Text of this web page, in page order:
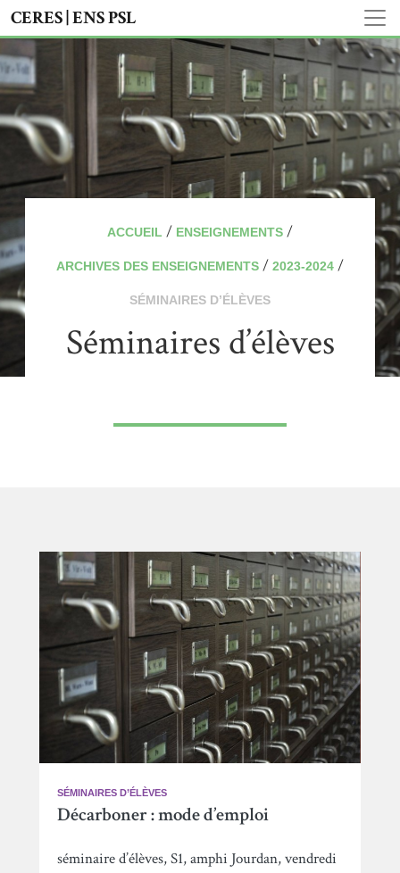
CERES | ENS PSL
ACCUEIL / ENSEIGNEMENTS /
ARCHIVES DES ENSEIGNEMENTS / 2023-2024 /
SÉMINAIRES D’ÉLÈVES
Séminaires d’élèves
SÉMINAIRES D’ÉLÈVES
Décarboner : mode d’emploi
séminaire d’élèves, S1, amphi Jourdan, vendredi